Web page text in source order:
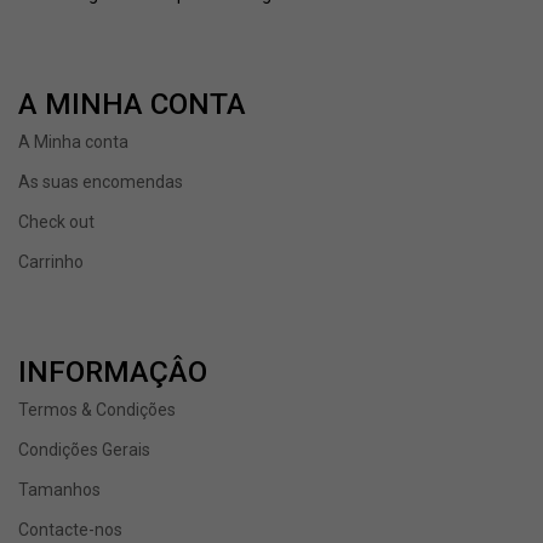
A MINHA CONTA
A Minha conta
As suas encomendas
Check out
Carrinho
INFORMAÇÂO
Termos & Condições
Condições Gerais
Tamanhos
Contacte-nos